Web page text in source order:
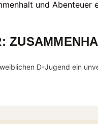
D-Jugend ein